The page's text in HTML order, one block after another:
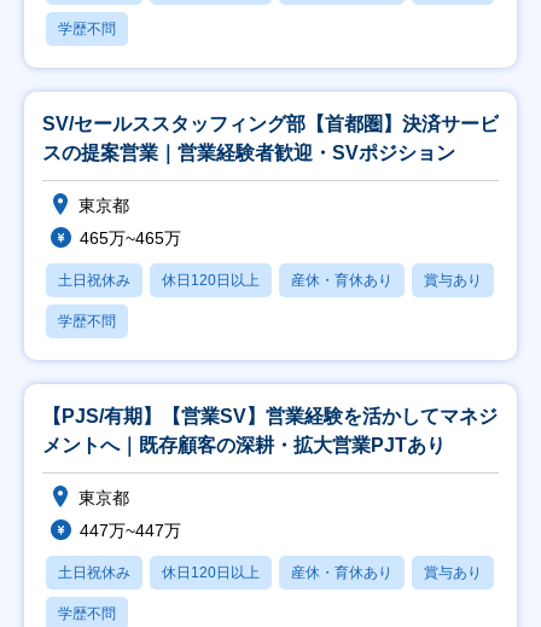
学歴不問
SV/セールススタッフィング部【首都圏】決済サービ
スの提案営業｜営業経験者歓迎・SVポジション
東京都
465万~465万
土日祝休み 休日120日以上 産休・育休あり 賞与あり
学歴不問
【PJS/有期】【営業SV】営業経験を活かしてマネジ
メントへ｜既存顧客の深耕・拡大営業PJTあり
東京都
447万~447万
土日祝休み 休日120日以上 産休・育休あり 賞与あり
学歴不問